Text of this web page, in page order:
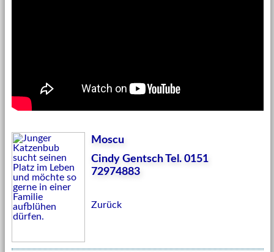
Moscu
Cindy Gentsch Tel. 0151
72974883
Zurück